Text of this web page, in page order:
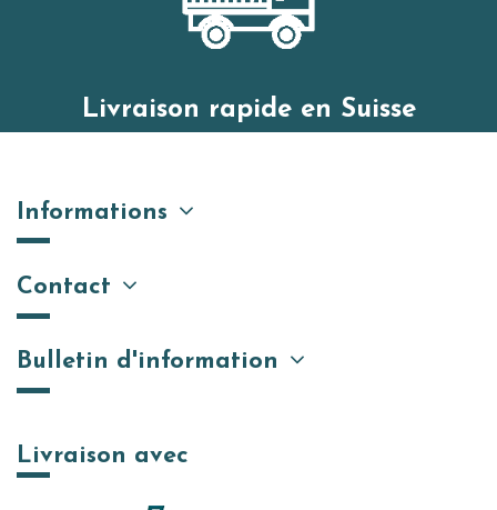
Livraison rapide en Suisse
Informations
Contact
Bulletin d'information
Livraison avec